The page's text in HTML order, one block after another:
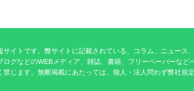
イトです。弊サイトに記載されている、コラム、ニュース
グなどのWEBメディア、雑誌、書籍、フリーペーパーなど
じます。無断掲載にあたっては、個人・法人問わず弊社規